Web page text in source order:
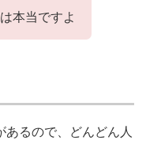
本当ですよ
るので、どんどん人